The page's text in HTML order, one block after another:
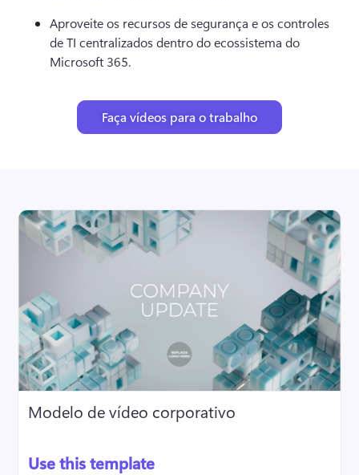
Aproveite os recursos de segurança e os controles
de TI centralizados dentro do ecossistema do
Microsoft 365.
Faça vídeos para o trabalho
Modelo de vídeo corporativo
Use this template